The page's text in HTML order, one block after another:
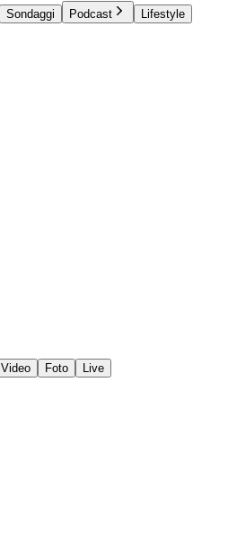
Sondaggi Podcast
Lifestyle
Video Foto
Live